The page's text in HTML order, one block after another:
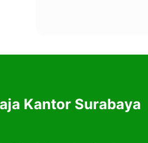
Kantor Surabaya